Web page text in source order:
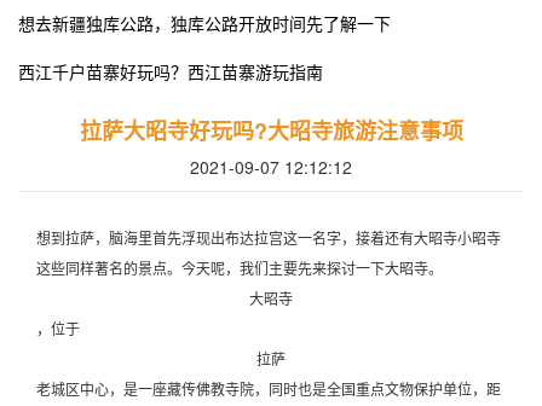
想去新疆独库公路，独库公路开放时间先了解一下
西江千户苗寨好玩吗？西江苗寨游玩指南
拉萨大昭寺好玩吗?大昭寺旅游注意事项
2021-09-07 12:12:12
想到拉萨，脑海里首先浮现出布达拉宫这一名字，接着还有大昭寺小昭寺
这些同样著名的景点。今天呢，我们主要先来探讨一下大昭寺。
大昭寺
，位于
拉萨
老城区中心，是一座藏传佛教寺院，同时也是全国重点文物保护单位，距